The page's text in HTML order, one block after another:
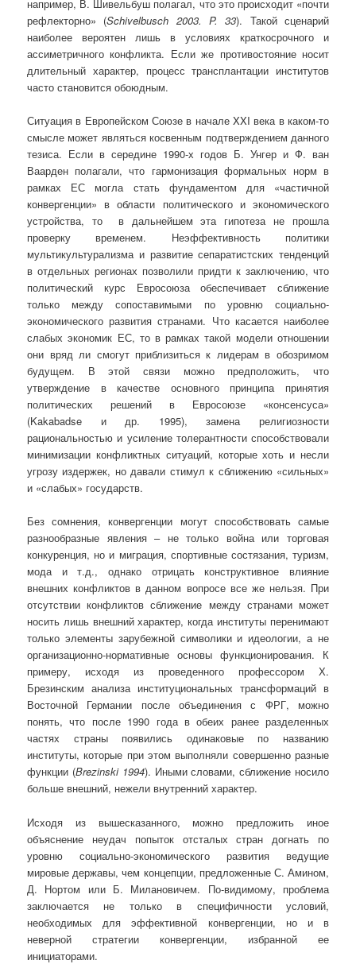
например, В. Шивельбуш полагал, что это происходит «почти
рефлекторно» (Schivelbusch 2003.P. 33). Такой сценарий
наиболее вероятен лишь в условиях краткосрочного и
ассиметричного конфликта. Если же противостояние носит
длительный характер, процесс трансплантации институтов
часто становится обоюдным.
Ситуация в Европейском Союзе в начале XXI века в каком-то
смысле может являться косвенным подтверждением данного
тезиса. Если в середине 1990-х годов Б. Унгер и Ф. ван
Ваарден полагали, что гармонизация формальных норм в
рамках ЕС могла стать фундаментом для «частичной
конвергенции» в области политического и экономического
устройства, то в дальнейшем эта гипотеза не прошла
проверку временем. Неэффективность политики
мультикультурализма и развитие сепаратистских тенденций
в отдельных регионах позволили придти к заключению, что
политический курс Евросоюза обеспечивает сближение
только между сопоставимыми по уровню социально-
экономического развития странами. Что касается наиболее
слабых экономик ЕС, то в рамках такой модели отношении
они вряд ли смогут приблизиться к лидерам в обозримом
будущем. В этой связи можно предположить, что
утверждение в качестве основного принципа принятия
политических решений в Евросоюзе «консенсуса»
(Kakabadse и др. 1995), замена религиозности
рациональностью и усиление толерантности способствовали
минимизации конфликтных ситуаций, которые хоть и несли
угрозу издержек, но давали стимул к сближению «сильных»
и «слабых» государств.
Без сомнения, конвергенции могут способствовать самые
разнообразные явления – не только война или торговая
конкуренция, но и миграция, спортивные состязания, туризм,
мода и т.д., однако отрицать конструктивное влияние
внешних конфликтов в данном вопросе все же нельзя. При
отсутствии конфликтов сближение между странами может
носить лишь внешний характер, когда институты перенимают
только элементы зарубежной символики и идеологии, а не
организационно-нормативные основы функционирования. К
примеру, исходя из проведенного профессором Х.
Брезинским анализа институциональных трансформаций в
Восточной Германии после объединения с ФРГ, можно
понять, что после 1990 года в обеих ранее разделенных
частях страны появились одинаковые по названию
институты, которые при этом выполняли совершенно разные
функции (Brezinski 1994). Иными словами, сближение носило
больше внешний, нежели внутренний характер.
Исходя из вышесказанного, можно предложить иное
объяснение неудач попыток отсталых стран догнать по
уровню социально-экономического развития ведущие
мировые державы, чем концепции, предложенные С. Амином,
Д. Нортом или Б. Милановичем. По-видимому, проблема
заключается не только в специфичности условий,
необходимых для эффективной конвергенции, но и в
неверной стратегии конвергенции, избранной ее
инициаторами.